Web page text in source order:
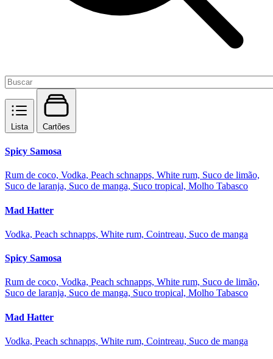
Lista Cartões
Spicy Samosa
Rum de coco, Vodka, Peach schnapps, White rum, Suco de limão,
Suco de laranja, Suco de manga, Suco tropical, Molho Tabasco
Mad Hatter
Vodka, Peach schnapps, White rum, Cointreau, Suco de manga
Spicy Samosa
Rum de coco, Vodka, Peach schnapps, White rum, Suco de limão,
Suco de laranja, Suco de manga, Suco tropical, Molho Tabasco
Mad Hatter
Vodka, Peach schnapps, White rum, Cointreau, Suco de manga